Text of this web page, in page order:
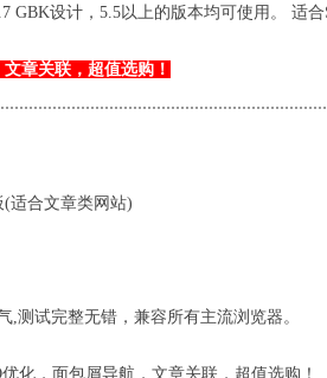
GBK设计，5.5以上的版本均可使用。 适合
章关联，超值选购！
适合文章类网站)
,测试完整无错，兼容所有主流浏览器。
化，面包屑导航，文章关联，超值选购！